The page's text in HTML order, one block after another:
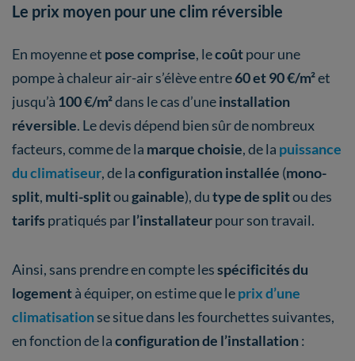
Le prix moyen pour une clim réversible
En moyenne et pose comprise, lecoûtpour une
pompe à chaleur air-air s’élève entre60 et 90 €/m²et
jusqu’à 100 €/m²dans le cas d’uneinstallation
réversible. Le devis dépend bien sûr de nombreux
facteurs, comme de la marque choisie, de la puissance
du climatiseur, de laconfiguration installée (mono-
split, multi-splitougainable), dutype de splitou des
tarifs pratiqués parl’installateurpour son travail.
Ainsi, sans prendre en compte lesspécificités du
logementà équiper, on estime que leprix d’une
climatisationse situe dans les fourchettes suivantes,
en fonction de laconfiguration de l’installation: